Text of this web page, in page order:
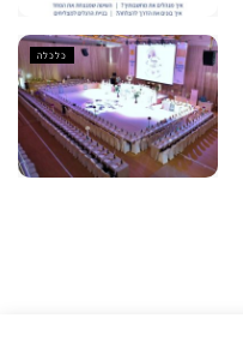
כלכלה